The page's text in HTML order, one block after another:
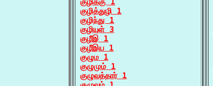
குழித்துழி 1
குழிந்து 1
குழியுள் 3
குழீஇ 1
குழீஇய 1
குழும 1
குழுமும் 1
குழுவத்தார் 1